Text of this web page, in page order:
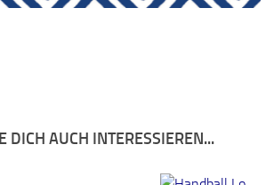
DICH AUCH INTERESSIEREN...